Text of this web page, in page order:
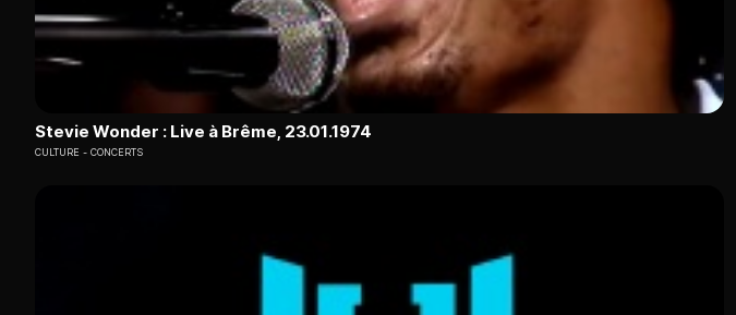
Stevie Wonder : Live à Brême, 23.01.1974
CULTURE CONCERTS